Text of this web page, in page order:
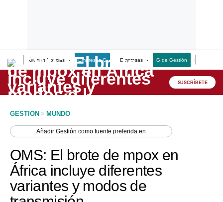
Últimas Noticias Empresas G Empresas G de Gestión
Lo último
Peru Quiosco
Economía
Mercados
SUSCRÍBETE
GESTION > MUNDO
AñadirGestión como fuente preferida en
OMS: El brote de mpox en
África incluye diferentes
variantes y modos de